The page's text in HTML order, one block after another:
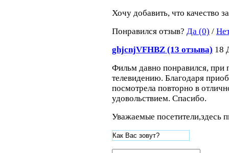
Хочу добавить, что качество
Понравился отзыв? Да (0) /
ghjcnjVFHBZ (13 отзыва) 18
Фильм давно понравился, при
телевидению. Благодаря
посмотрела повторно в
удовольствием. Спасибо.
Уважаемые посетители,здесь